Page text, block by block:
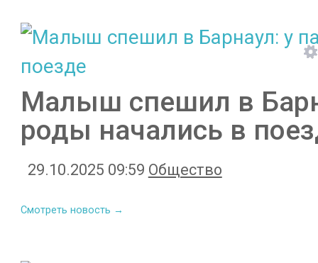
Малыш спешил в
роды начались в
29.10.2025 09:59 Общество
Смотреть новость →